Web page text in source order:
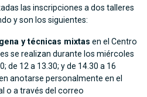
las inscripciones a dos talleres
y son los siguientes:
y técnicas mixtas en el Centro
se realizan durante los miércoles
de 12 a 13.30; y de 14.30 a 16
anotarse personalmente en el
o a través del correo